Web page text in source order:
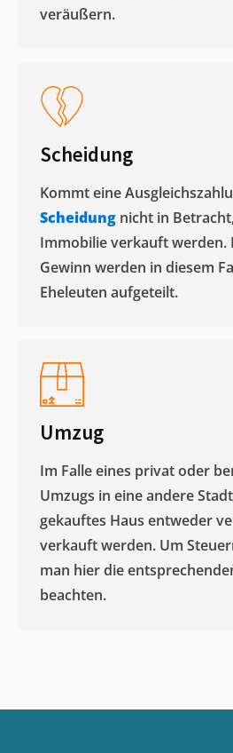
veräußern. ​
Scheidung
Kommt eine
Scheidung nicht in
Immobilie verkauft werden.
Gewinn werden in diesem
Eheleuten aufgeteilt.​
Umzug
Im Falle eines privat oder
Umzugs in eine andere
gekauftes Haus entweder
verkauft werden. Um
man hier die
beachten.